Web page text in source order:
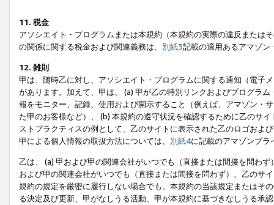
11. 税金
アソシエイト・プログラムまたは本規約（本規約の実際の違反または
の関係に関する税金および関連義務は、 別紙3記載の適用あるアマゾン
12. 雑則
甲は、随時乙に対し、アソシエイト・プログラムに関する通知（電子
があります。加えて、甲は、 (a) 甲が乙の特別リンクおよびプログラ
報をモニター、記録、使用および開示すること（例えば、アマゾン・
た甲のお客様など）、 (b) 本規約の遵守状況を確認するために乙のサ
ストプラクティスの例として、乙のサイトに表示された乙のロゴおよ
甲による個人情報の取扱方法については、 別紙4に記載のアマゾンプ
乙は、 (a) 甲および甲の関連会社がいつでも（直接または間接を問わ
および甲の関連会社がいつでも（直接または間接を問わず）、乙のサ
規約の規定を厳密に履行しない場合でも、本規約の当該規定またはそ
る決定及び更新、甲がなしうる活動、甲が本規約に基づきなしうる承